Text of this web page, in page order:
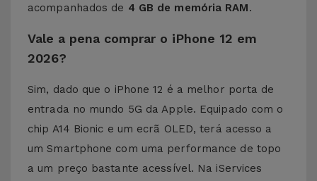
acompanhados de 4 GB de memória RAM.
Vale a pena comprar o iPhone 12 em
2026?
Sim, dado que o iPhone 12 é a melhor porta de
entrada no mundo 5G da Apple. Equipado com o
chip A14 Bionic e um ecrã OLED, terá acesso a
um Smartphone com uma performance de topo
a um preço bastante acessível. Na iServices